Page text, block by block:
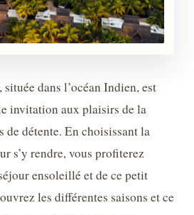
dans l’océan Indien, est
invitation aux plaisirs de la
de détente. En choisissant la
s’y rendre, vous profiterez
ensoleillé et de ce petit
les différentes saisons et ce